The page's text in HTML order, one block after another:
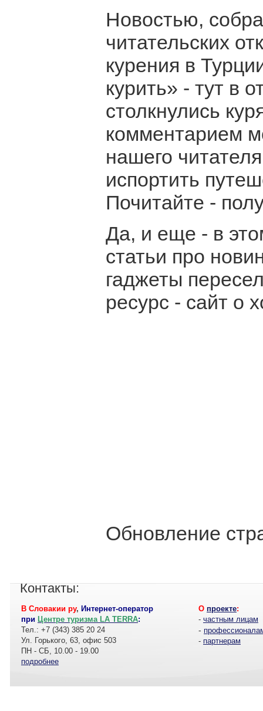
Новостью,
читательских
курения в
курить» - тут в
столкнулись
комментарием
нашего
испортить
Почитайте -
Да, и еще - в
статьи про
гаджеты
ресурс - сайт о
Обновление
Контакты:
В Словакии ру, Интернет-оператор
при Центре туризма LA TERRA:
Тел.: +7 (343) 385 20 24
Ул. Горького, 63, офис 503
ПН - СБ, 10.00 - 19.00
подробнее
О проекте:
- частным лицам
-
- партнерам